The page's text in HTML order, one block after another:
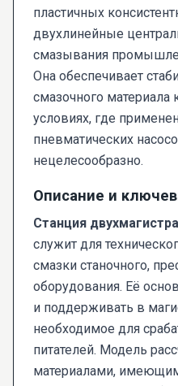
пластичных
двухлинейные
смазывания
Она обеспечивает
смазочного материала
условиях, где
пневматических
нецелесообразно.
Описание и
Станция
служит для
смазки станочного,
оборудования. Её
и поддерживать в
необходимое для
питателей. Модель
материалами,